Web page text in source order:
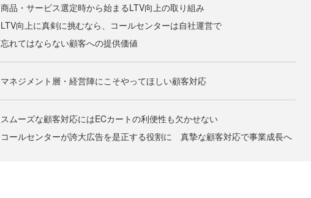
商品・サービス選定時から始まるLTV向上の取り組み
LTV向上に真剣に挑むなら、コールセンターは自社運営で
忘れてはならない顧客への提供価値
マネジメント層・経営陣にこそやってほしい顧客対応
スムーズな顧客対応にはECカートの利便性も欠かせない
コールセンターが誇大広告を是正する役割に 真摯な顧客対応で事業成長へ